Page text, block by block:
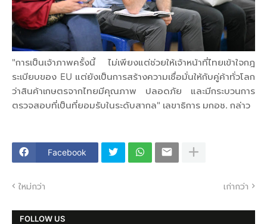
"การเป็นเจ้าภาพครั้งนี้ ไม่เพียงแต่ช่วยให้เจ้าหน้าที่ไทยเข้าใจกฎ
ระเบียบของ EU แต่ยังเป็นการสร้างความเชื่อมั่นให้กับคู่ค้าทั่วโลก
ว่าสินค้าเกษตรจากไทยมีคุณภาพ ปลอดภัย และมีกระบวนการ
ตรวจสอบที่เป็นที่ยอมรับในระดับสากล" เลขาธิการ มกอช. กล่าว
Facebook
ใหม่กว่า เก่ากว่า
FOLLOW US